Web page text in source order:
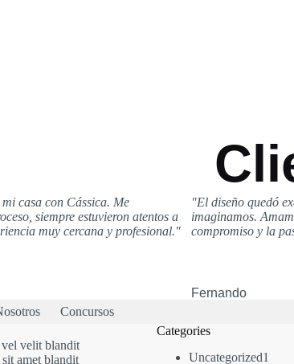
casa con Cássica. Me
siempre estuvieron atentos a
muy cercana y profesional."
"El diseño quedó
imaginamos.
compromiso y la
Fernando
Concursos
velit blandit
amet blandit
Categories
Uncategorized1